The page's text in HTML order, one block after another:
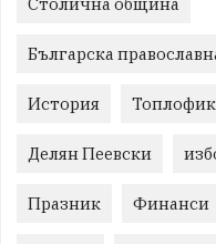
Българска
История
Делян Пеевски
Празник Финанси